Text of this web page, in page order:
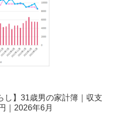
し】31歳男の家計簿｜収支
｜2026年6月